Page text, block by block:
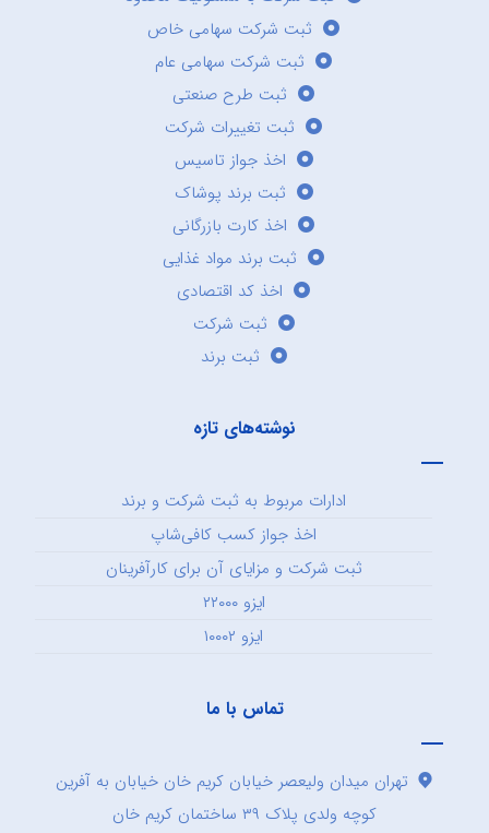
ثبت شرکت سهامی خاص
ثبت شرکت سهامی عام
ثبت طرح صنعتی
ثبت تغییرات شرکت
اخذ جواز تاسیس
ثبت برند پوشاک
اخذ کارت بازرگانی
ثبت برند مواد غذایی
اخذ کد اقتصادی
ثبت شرکت
ثبت برند
نوشته‌های تازه
ادارات مربوط به ثبت شرکت و برند
اخذ جواز کسب کافی‌شاپ
ثبت شرکت و مزایای آن برای کارآفرینان
ایزو ۲۲۰۰۰
ایزو ۱۰۰۰۲
تماس با ما
تهران میدان ولیعصر خیابان کریم خان خیابان به آفرین
کوچه ولدی پلاک ۳۹ ساختمان کریم خان